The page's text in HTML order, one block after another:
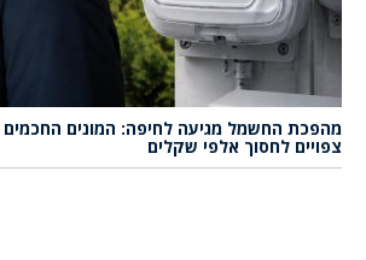
מהפכת החשמל מגיעה לחיפה: המונים
צפויים לחסוך אלפי שקלים